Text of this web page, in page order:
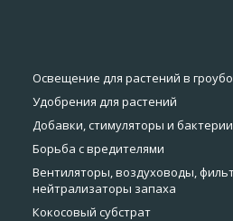
Освещение для растений в
Удобрения для растений
Добавки, стимуляторы и бактерии
Борьба с вредителями
Вентиляторы, воздуховоды,
нейтрализаторы запаха
Кокосовый субстрат